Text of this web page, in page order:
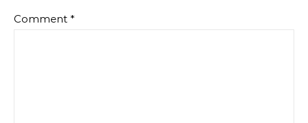
Comment *